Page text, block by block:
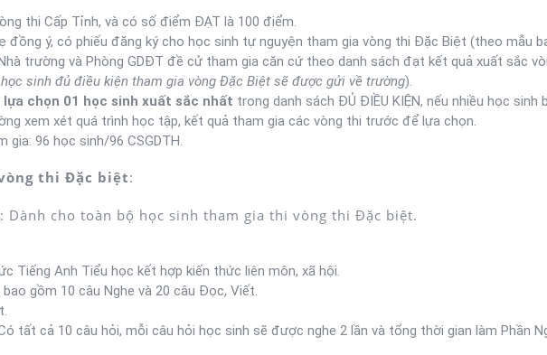
thi Cấp Tỉnh, và có số điểm ĐẠT là 100 điểm.
đồng ý, có phiếu đăng ký cho học sinh tự nguyện tham gia vòng thi Đặc Biệt (theo mẫu
trường và Phòng GDĐT đề cử tham gia căn cứ theo danh sách đạt kết quả xuất sắc
sinh đủ điều kiện tham gia vòng Đặc Biệt sẽ được gửi về trường).
chọn 01 học sinh xuất sắc nhất trong danh sách ĐỦ ĐIỀU KIỆN, nếu nhiều học sinh
xem xét quá trình học tập, kết quả tham gia các vòng thi trước để lựa chọn.
gia: 96 học sinh/96 CSGDTH.
thi Đặc biệt:
: Dành cho toàn bộ học sinh tham gia thi vòng thi Đặc biệt.
Tiếng Anh Tiểu học kết hợp kiến thức liên môn, xã hội.
bao gồm 10 câu Nghe và 20 câu Đọc, Viết.
tất cả 10 câu hỏi, mỗi câu hỏi học sinh sẽ được nghe 2 lần và tổng thời gian làm Phần